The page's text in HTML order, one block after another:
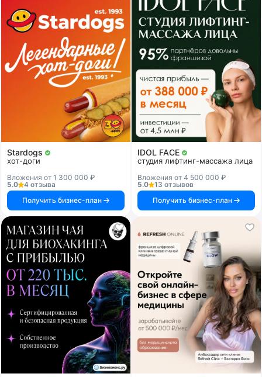
Stardogs
хот-доги
Вложения от 1 300 000 ₽
5.0
4 отзыва
Получить бизнес-план
IDOL FACE
студия лифтинг-массажа лица
Вложения от 4 500 000 ₽
5.0
13 отзывов
Получить бизнес-план